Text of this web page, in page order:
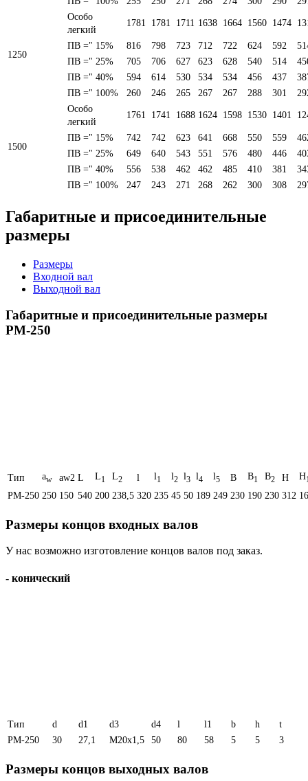
1250
Особо
легкий
1781 1781 1711 1638 1664 1560 1474
ПВ =" 15% 816 798 723 712 722 624 592
ПВ =" 25%
705 706 627 623 628 540 514
ПВ =" 40%
594 614 530 534 534 456 437
ПВ =" 100%
260 246 265 267 267 288 301
1500
Особо
легкий
1761 1741 1688 1624 1598 1530 1401
ПВ =" 15% 742 742 623 641 668 550 559
ПВ =" 25%
649 640 543 551 576 480 446
ПВ =" 40%
556 538 462 462 485 410 381
ПВ =" 100%
247 243 271 268 262 300 308
Габаритные и присоединительные
размеры
Размеры
Входной вал
Выходной вал
Габаритные и присоединительные размеры
РМ-250
Тип aw aw2 L L1 L2 l l 1 l2 l3 l4 l5 B B1 B2 H H
РМ-250 250 150 540 200 238,5 320 235 45 50 189 249 230 190 230 312
Размеры концов входных валов
У нас возможно изготовление концов валов под заказ.
- конический
Тип d d1 d3 d4 l l1 b h
t
РМ-250
30 27,1 М20х1,5 50 80 58 5 5 3
Размеры концов выходных валов